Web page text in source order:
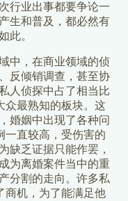
行业出事都要争论一
生和普及，都必然有
此。
中，在商业领域的侦
反倾销调查，甚至协
人侦探中占了相当比
众最熟知的板块。这
婚姻中出现了各种问
一直较高，受伤害的
缺乏证据只能作罢，
为离婚案件当中的重
分割的走向。许多私
商机，为了能满足他